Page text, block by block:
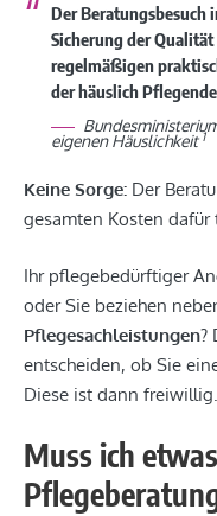
Der Beratungsbesuch
Sicherung der
regelmäßigen
der häuslich
eigenen Häuslichkeit1
Keine Sorge: Der
gesamten Kosten dafür
Ihr pflegebedürftiger
oder Sie beziehen
Pflegesachleistungen?
entscheiden, ob Sie
Diese ist dann freiwillig.
Muss ich